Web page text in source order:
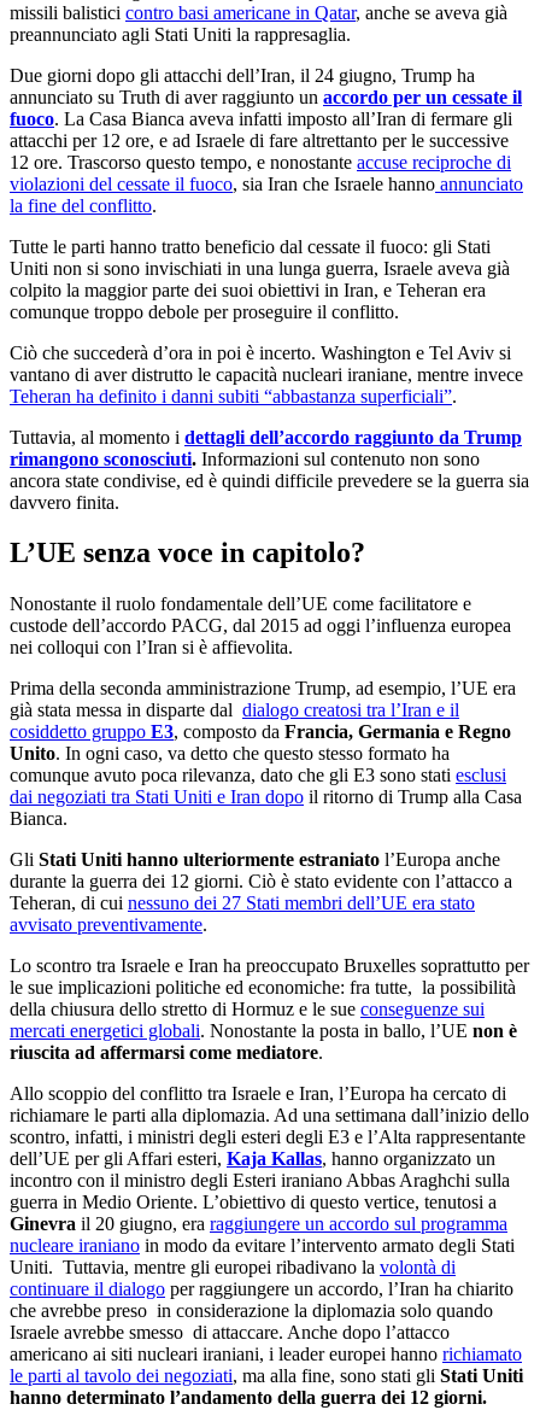
missili balistici contro basi americane in Qatar, anche se aveva già
preannunciato agli Stati Uniti la rappresaglia.
Due giorni dopo gli attacchi dell’Iran, il 24 giugno, Trump ha
annunciato su Truth di aver raggiunto un accordo per un cessate il
fuoco. La Casa Bianca aveva infatti imposto all’Iran di fermare gli
attacchi per 12 ore, e ad Israele di fare altrettanto per le successive
12 ore. Trascorso questo tempo, e nonostante accuse reciproche di
violazioni del cessate il fuoco, sia Iran che Israele hanno annunciato
la fine del conflitto.
Tutte le parti hanno tratto beneficio dal cessate il fuoco: gli Stati
Uniti non si sono invischiati in una lunga guerra, Israele aveva già
colpito la maggior parte dei suoi obiettivi in Iran, e Teheran era
comunque troppo debole per proseguire il conflitto.
Ciò che succederà d’ora in poi è incerto. Washington e Tel Aviv si
vantano di aver distrutto le capacità nucleari iraniane, mentre invece
Teheran ha definito i danni subiti “abbastanza superficiali”.
Tuttavia, al momento i dettagli dell’accordo raggiunto da Trump
rimangono sconosciuti. Informazioni sul contenuto non sono
ancora state condivise, ed è quindi difficile prevedere se la guerra sia
davvero finita.
L’UE senza voce in capitolo?
Nonostante il ruolo fondamentale dell’UE come facilitatore e
custode dell’accordo PACG, dal 2015 ad oggi l’influenza europea
nei colloqui con l’Iran si è affievolita.
Prima della seconda amministrazione Trump, ad esempio, l’UE era
già stata messa in disparte dal dialogo creatosi tra l’Iran e il
cosiddetto gruppo E3, composto da Francia, Germania e Regno
Unito. In ogni caso, va detto che questo stesso formato ha
comunque avuto poca rilevanza, dato che gli E3 sono stati esclusi
dai negoziati tra Stati Uniti e Iran dopo il ritorno di Trump alla Casa
Bianca.
Gli Stati Uniti hanno ulteriormente estraniato l’Europa anche
durante la guerra dei 12 giorni. Ciò è stato evidente con l’attacco a
Teheran, di cui nessuno dei 27 Stati membri dell’UE era stato
avvisato preventivamente.
Lo scontro tra Israele e Iran ha preoccupato Bruxelles soprattutto per
le sue implicazioni politiche ed economiche: fra tutte, la possibilità
della chiusura dello stretto di Hormuz e le sue conseguenze sui
mercati energetici globali. Nonostante la posta in ballo, l’UE non è
riuscita ad affermarsi come mediatore.
Allo scoppio del conflitto tra Israele e Iran, l’Europa ha cercato di
richiamare le parti alla diplomazia. Ad una settimana dall’inizio dello
scontro, infatti, i ministri degli esteri degli E3 e l’Alta rappresentante
dell’UE per gli Affari esteri, Kaja Kallas, hanno organizzato un
incontro con il ministro degli Esteri iraniano Abbas Araghchi sulla
guerra in Medio Oriente. L’obiettivo di questo vertice, tenutosi a
Ginevra il 20 giugno, era raggiungere un accordo sul programma
nucleare iraniano in modo da evitare l’intervento armato degli Stati
Uniti. Tuttavia, mentre gli europei ribadivano la volontà di
continuare il dialogo per raggiungere un accordo, l’Iran ha chiarito
che avrebbe preso in considerazione la diplomazia solo quando
Israele avrebbe smesso di attaccare. Anche dopo l’attacco
americano ai siti nucleari iraniani, i leader europei hanno richiamato
le parti al tavolo dei negoziati, ma alla fine, sono stati gli Stati Uniti
hanno determinato l’andamento della guerra dei 12 giorni.